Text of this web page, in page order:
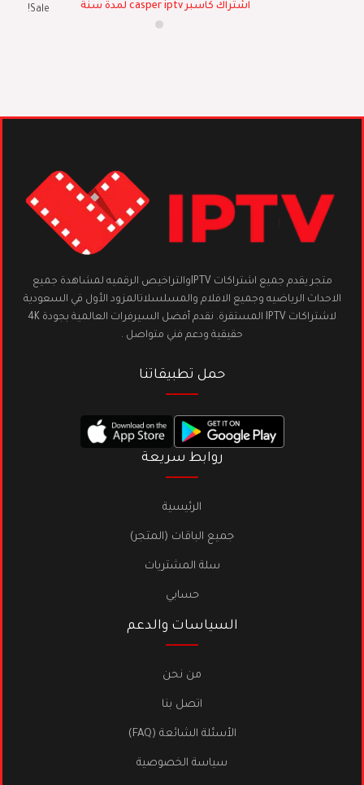
Sale! اشتراك كاسبر casper iptv لمدة سنة
متجر يقدم جميع اشتراكات IPTVوالتراخيص الرقميه لمشاهدة جميع
الاحداث الرياضيه وجميع الافلام والمسلسلاتالمزود الأول في السعودية
لاشتراكات IPTV المستقرة. نقدم أفضل السيرفرات العالمية بجودة 4K
حقيقية ودعم فني متواصل .
حمل تطبيقاتنا
روابط سريعة
الرئيسية
جميع الباقات (المتجر)
سلة المشتريات
حسابي
السياسات والدعم
من نحن
اتصل بنا
الأسئلة الشائعة (FAQ)
سياسة الخصوصية